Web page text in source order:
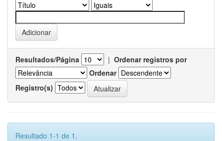
Resultados/Página | Ordenar registros por
Ordenar
Registro(s)
Resultado 1-1 de 1.